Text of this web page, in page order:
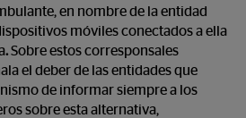
en nombre de la entidad
móviles conectados a ella
.Sobre estos corresponsales
el deber de las entidades que
de informar siempre a los
sobre esta alternativa,